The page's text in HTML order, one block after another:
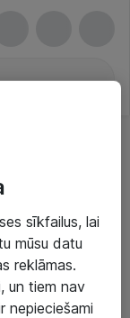
sīkfailus, lai
mūsu datu
reklāmas.
un tiem nav
nepieciešami